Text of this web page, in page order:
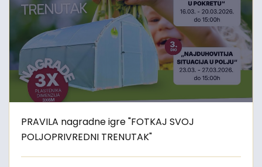
PRAVILA nagradne igre "FOTKAJ SVOJ
POLJOPRIVREDNI TRENUTAK"